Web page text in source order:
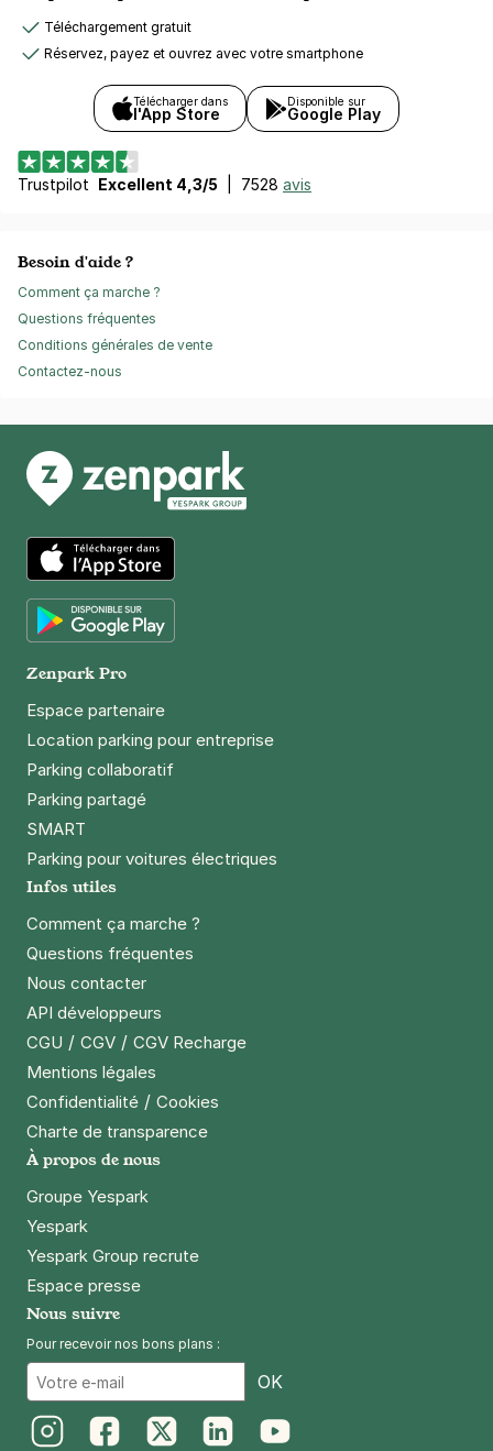
Téléchargement gratuit
Réservez, payez et ouvrez avec votre smartphone
Télécharger dans
l'App Store
Disponible sur
Google Play
Trustpilot Excellent 4,3/5 7528 avis
Besoin d'aide ?
Comment ça marche ?
Questions fréquentes
Conditions générales de vente
Contactez-nous
App Store
Zenpark Pro
Espace partenaire
Location parking pour entreprise
Parking collaboratif
Parking partagé
SMART
Parking pour voitures électriques
Infos utiles
Comment ça marche ?
Questions fréquentes
Nous contacter
API développeurs
CGU / CGV / CGV Recharge
Mentions légales
Confidentialité / Cookies
Charte de transparence
À propos de nous
Groupe Yespark
Yespark
Yespark Group recrute
Espace presse
Nous suivre
Pour recevoir nos bons plans :
OK